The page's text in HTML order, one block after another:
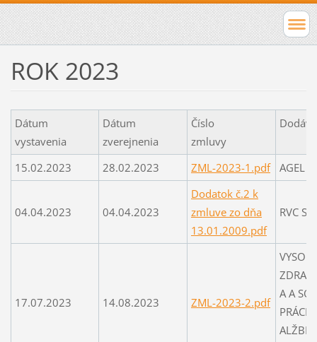
ROK 2023
Dátum
vystavenia
Dátum
zverejnenia
Číslo
zmluvy
15.02.2023 28.02.2023 ZML-2023-1.pdf AGEL
04.04.2023 04.04.2023
Dodatok č.2 k
zmluve zo dňa
13.01.2009.pdf
RVC
17.07.2023 14.08.2023 ZML-2023-2.pdf
A A
PRÁCE